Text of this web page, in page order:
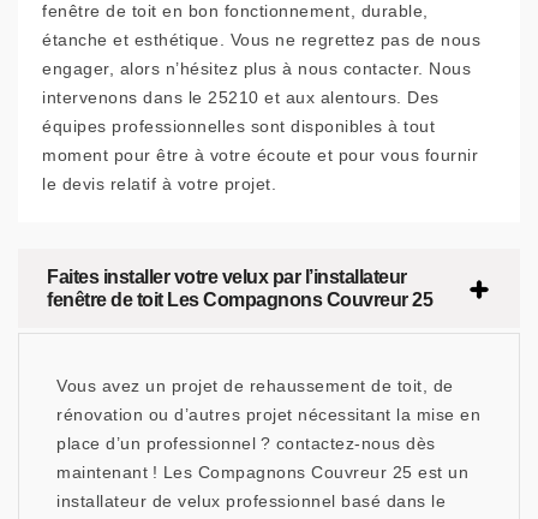
fenêtre de toit en bon fonctionnement, durable,
étanche et esthétique. Vous ne regrettez pas de nous
engager, alors n’hésitez plus à nous contacter. Nous
intervenons dans le 25210 et aux alentours. Des
équipes professionnelles sont disponibles à tout
moment pour être à votre écoute et pour vous fournir
le devis relatif à votre projet.
Faites installer votre velux par l’installateur
fenêtre de toit Les Compagnons Couvreur 25
Vous avez un projet de rehaussement de toit, de
rénovation ou d’autres projet nécessitant la mise en
place d’un professionnel ? contactez-nous dès
maintenant ! Les Compagnons Couvreur 25 est un
installateur de velux professionnel basé dans le